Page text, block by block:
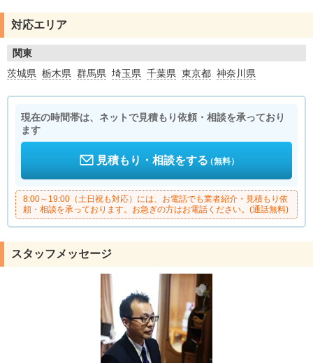
対応エリア
関東
茨城県 栃木県 群馬県 埼玉県 千葉県 東京都 神奈川県
現在の時間帯は、ネットで見積もり依頼・相談を承っており
ます
見積もり・相談をする（無料）
8:00～19:00（土日祝も対応）には、お電話でも業者紹介・見積もり依
頼・相談を承っております。お急ぎの方はお電話ください。(通話無料)
スタッフメッセージ